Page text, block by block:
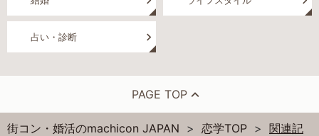
占い・診断
PAGE TOP
街コン・婚活のmachicon JAPAN 恋学TOP
関連記